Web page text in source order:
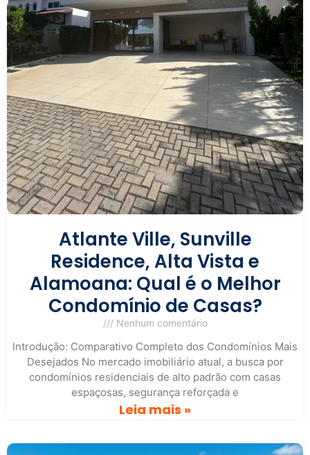
Atlante Ville, Sunville
Residence, Alta Vista e
Alamoana: Qual é o Melhor
Condomínio de Casas?
Nenhum comentário
Introdução: Comparativo Completo dos Condomínios Mais
Desejados No mercado imobiliário atual, a busca por
condomínios residenciais de alto padrão com casas
espaçosas, segurança reforçada e
Leia mais »